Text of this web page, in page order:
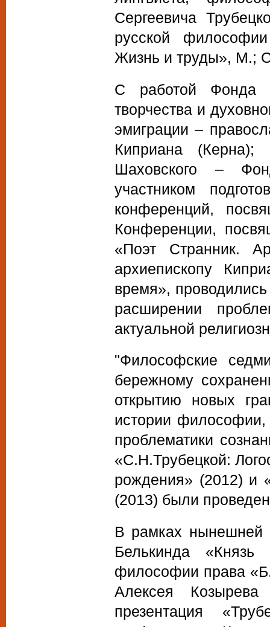
Сергеевича
русской
Жизнь и труды», М.;
С работой Фонда
творчества и
эмиграции –
Киприана (Керна);
Шаховского –
участником
конференций,
Конференции,
«Поэт Странник.
архиепископу
время», проводились
расширении
актуальной
"Философские
бережному
открытию новых
истории философии,
проблематики
«С.Н.Трубецкой:
рождения» (2012) и
(2013) были
В рамках нынешней
Белькинда
философии права
Алексея
презентация